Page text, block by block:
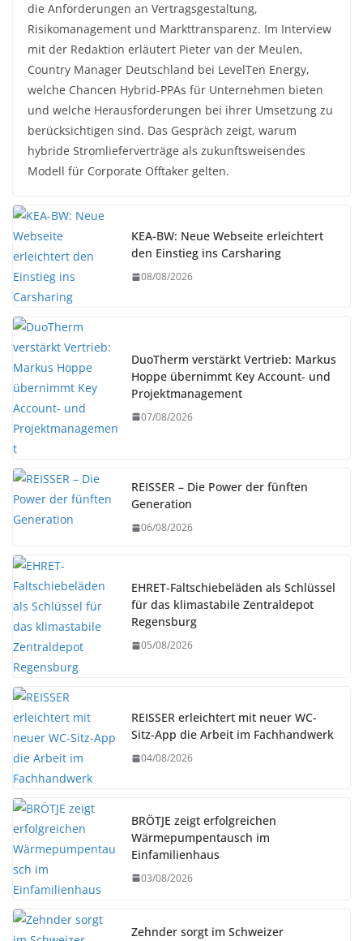
die Anforderungen an Vertragsgestaltung,
Risikomanagement und Markttransparenz. Im Interview
mit der Redaktion erläutert Pieter van der Meulen,
Country Manager Deutschland bei LevelTen Energy,
welche Chancen Hybrid-PPAs für Unternehmen bieten
und welche Herausforderungen bei ihrer Umsetzung zu
berücksichtigen sind. Das Gespräch zeigt, warum
hybride Stromlieferverträge als zukunftsweisendes
Modell für Corporate Offtaker gelten.
KEA-BW: Neue Webseite erleichtert
den Einstieg ins Carsharing
08/08/2026
DuoTherm verstärkt Vertrieb: Markus
Hoppe übernimmt Key Account- und
Projektmanagement
07/08/2026
REISSER – Die Power der fünften
Generation
06/08/2026
EHRET-Faltschiebeläden als Schlüssel
für das klimastabile Zentraldepot
Regensburg
05/08/2026
REISSER erleichtert mit neuer WC-
Sitz-App die Arbeit im Fachhandwerk
04/08/2026
BRÖTJE zeigt erfolgreichen
Wärmepumpentausch im
Einfamilienhaus
03/08/2026
Zehnder sorgt im Schweizer